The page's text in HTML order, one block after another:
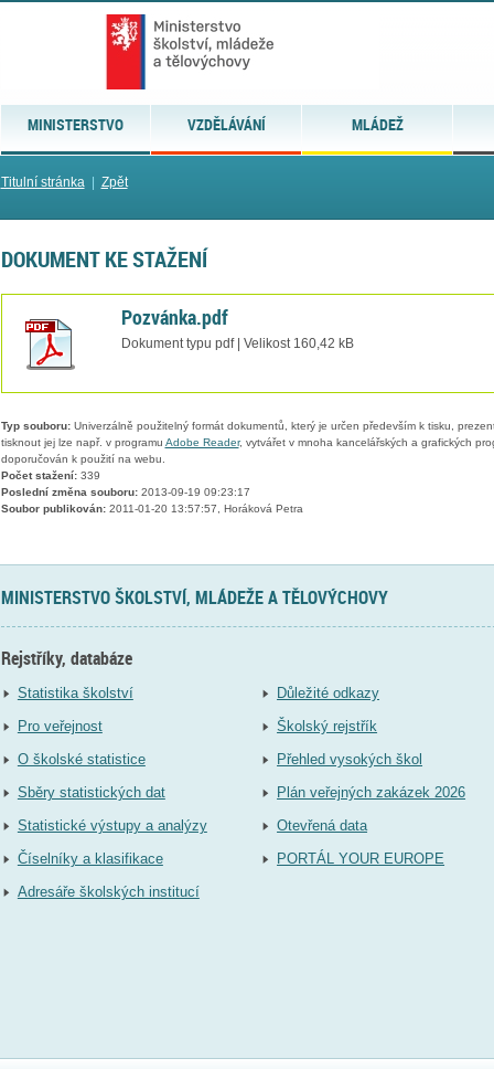
MINISTERSTVO VZDĚLÁVÁNÍ MLÁDEŽ
Titulní stránka| Zpět
DOKUMENT KE STAŽENÍ
Pozvánka.pdf
Dokument typu pdf | Velikost 160,42 kB
Typ souboru:Univerzálně použitelný formát dokumentů, který je určen především k tisku,
tisknout jej lze např. v programu Adobe Reader, vytvářet v mnoha kancelářských a grafických
doporučován k použití na webu.
Počet stažení:339
Poslední změna souboru:2013-09-19 09:23:17
Soubor publikován:2011-01-20 13:57:57, Horáková Petra
MINISTERSTVO ŠKOLSTVÍ, MLÁDEŽE A TĚLOVÝCHOVY
Rejstříky, databáze
Statistika školství
Pro veřejnost
O školské statistice
Sběry statistických dat
Statistické výstupy a analýzy
Číselníky a klasifikace
Adresáře školských institucí
Důležité odkazy
Školský rejstřík
Přehled vysokých škol
Plán veřejných zakázek 2026
Otevřená data
PORTÁL YOUR EUROPE